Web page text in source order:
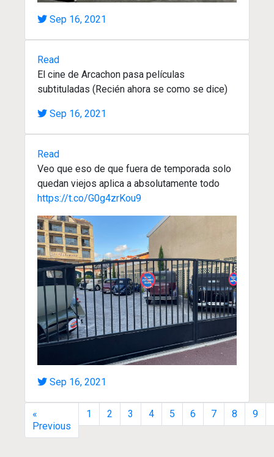
Sep 16, 2021
Read
El cine de Arcachon pasa películas
subtituladas (Recién ahora se como se dice)
Sep 16, 2021
Read
Veo que eso de que fuera de temporada solo
quedan viejos aplica a absolutamente todo
https://t.co/G0g4zrKou9
Sep 16, 2021
«
Previous
1 2 3 4 5 6 7 8 9